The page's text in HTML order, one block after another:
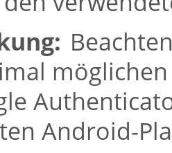
Android-